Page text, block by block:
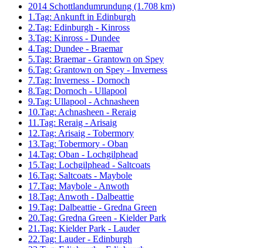
2014 Schottlandumrundung (1.708 km)
1.Tag: Ankunft in Edinburgh
2.Tag: Edinburgh - Kinross
3.Tag: Kinross - Dundee
4.Tag: Dundee - Braemar
5.Tag: Braemar - Grantown on Spey
6.Tag: Grantown on Spey - Inverness
7.Tag: Inverness - Dornoch
8.Tag: Dornoch - Ullapool
9.Tag: Ullapool - Achnasheen
10.Tag: Achnasheen - Reraig
11.Tag: Reraig - Arisaig
12.Tag: Arisaig - Tobermory
13.Tag: Tobermory - Oban
14.Tag: Oban - Lochgilphead
15.Tag: Lochgilphead - Saltcoats
16.Tag: Saltcoats - Maybole
17.Tag: Maybole - Anwoth
18.Tag: Anwoth - Dalbeattie
19.Tag: Dalbeattie - Gredna Green
20.Tag: Gredna Green - Kielder Park
21.Tag: Kielder Park - Lauder
22.Tag: Lauder - Edinburgh